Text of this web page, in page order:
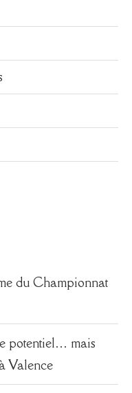
du Championnat
potentiel… mais
Valence